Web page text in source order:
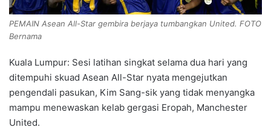
PEMAIN Asean All-Star gembira berjaya tumbangkan United. FOTO
Bernama
Kuala Lumpur: Sesi latihan singkat selama dua hari yang
ditempuhi skuad Asean All-Star nyata mengejutkan
pengendali pasukan, Kim Sang-sik yang tidak menyangka
mampu menewaskan kelab gergasi Eropah, Manchester
United.